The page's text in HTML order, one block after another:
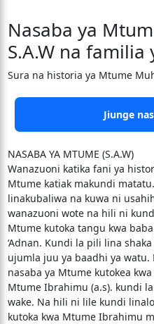
Nasaba ya
S.A.W na familia
Sura na historia ya Mtume
Jiunge
NASABA YA MTUME (S.A.W)
Wanazuoni katika fani ya
Mtume katiak makundi
linakubaliwa na kuwa ni
wanazuoni wote na hili ni
Mtume kutoka tangu kwa
‘Adnan. Kundi la pili lina
ujumla juu ya baadhi ya
nasaba ya Mtume kutokea
Mtume Ibrahimu (a.s). kundi
wake. Na hili ni lile kundi
kutoka kwa Mtume Ibrahimu